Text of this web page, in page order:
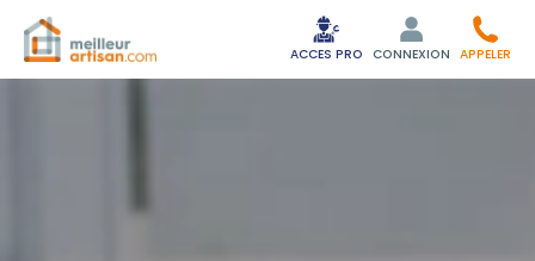
ACCES PRO CONNEXION APPELER